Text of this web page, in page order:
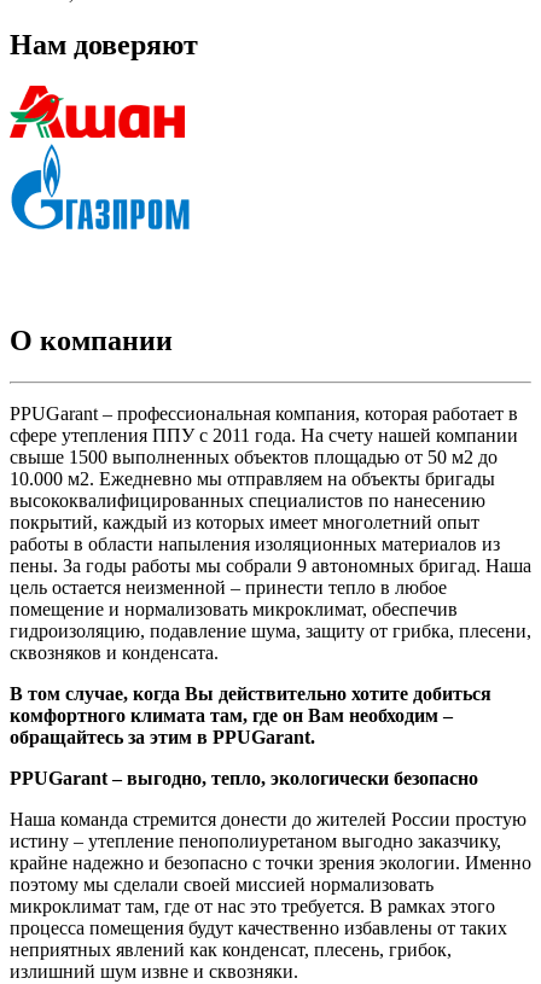
Нам доверяют
О компании
PPUGarant – профессиональная компания, которая работает в
сфере утепления ППУ с 2011 года. На счету нашей компании
свыше 1500 выполненных объектов площадью от 50 м2 до
10.000 м2. Ежедневно мы отправляем на объекты бригады
высококвалифицированных специалистов по нанесению
покрытий, каждый из которых имеет многолетний опыт
работы в области напыления изоляционных материалов из
пены. За годы работы мы собрали 9 автономных бригад. Наша
цель остается неизменной – принести тепло в любое
помещение и нормализовать микроклимат, обеспечив
гидроизоляцию, подавление шума, защиту от грибка, плесени,
сквозняков и конденсата.
В том случае, когда Вы действительно хотите добиться
комфортного климата там, где он Вам необходим –
обращайтесь за этим в PPUGarant.
PPUGarant – выгодно, тепло, экологически безопасно
Наша команда стремится донести до жителей России простую
истину – утепление пенополиуретаном выгодно заказчику,
крайне надежно и безопасно с точки зрения экологии. Именно
поэтому мы сделали своей миссией нормализовать
микроклимат там, где от нас это требуется. В рамках этого
процесса помещения будут качественно избавлены от таких
неприятных явлений как конденсат, плесень, грибок,
излишний шум извне и сквозняки.